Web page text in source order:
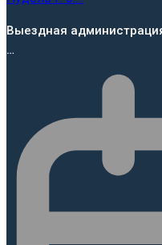
Выездная
…